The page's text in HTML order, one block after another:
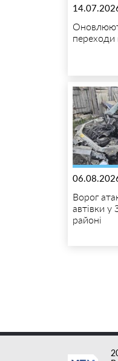
Ворог
автівки у
районі